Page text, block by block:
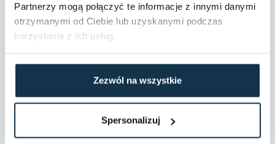
Partnerzy mogą połączyć te informacje z innymi danymi
otrzymanymi od Ciebie lub uzyskanymi podczas
korzystania z ich usług.
Zezwól na wszystkie
Spersonalizuj
Dane szczegółowe
Plan miejscowy: Brak planu miejscowego
Możliwość podziału: Tak
Dostępne w okolicy: Jezioro, Las